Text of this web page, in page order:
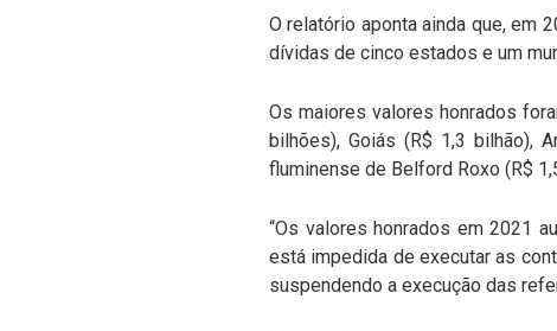
O relatório aponta ainda que, em
dívidas de cinco estados e um
Os maiores valores honrados
bilhões), Goiás (R$ 1,3 bilhão),
fluminense de Belford Roxo (R$
“Os valores honrados em 2021
está impedida de executar as
suspendendo a execução das